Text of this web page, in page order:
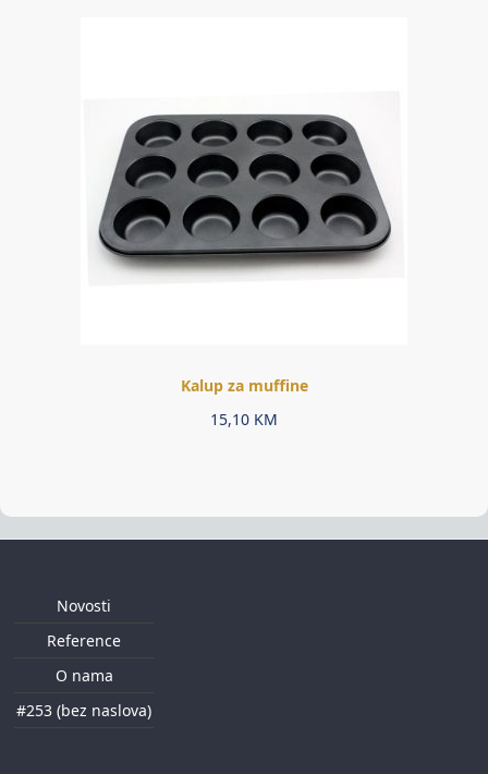
Kalup za muffine
15,10 KM
Novosti
Reference
O nama
#253 (bez naslova)